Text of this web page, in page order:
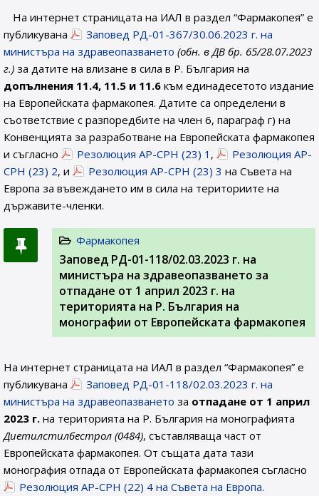
На интернет страницата на ИАЛ в раздел “Фармакопея” е
публикувана
Заповед РД-01-367/30.06.2023 г. на
министъра на здравеопазването (обн. в ДВ бр. 65/28.07.2023
г.) за датите на влизане в сила в Р. България на
допълнения 11.4, 11.5 и 11.6 към единадесетото издание
на Европейската фармакопея. Датите са определени в
съответствие с разпоредбите на член 6, параграф г) на
Конвенцията за разработване на Европейската фармакопея
и съгласно
Резолюция AP-CPH (23) 1 ,
Резолюция AP-
CPH (23) 2, и Резолюция AP-CPH (23) 3 на Съвета на
Европа за въвеждането им в сила на териториите на
държавите-членки.
Фармакопея
Заповед РД-01-118/02.03.2023 г. на
министъра на здравеопазването за
отпадане от 1 април 2023 г. на
територията на Р. България на
монографии от Европейската фармакопея
На интернет страницата на ИАЛ в раздел “Фармакопея” е
публикувана
Заповед РД-01-118/02.03.2023 г. на
министъра на здравеопазването за отпадане от 1 април
2023 г. на територията на Р. България на монографията
Диетилстилбестрол (0484), съставляваща част от
Европейската фармакопея. От същата дата тази
монография отпада от Европейската фармакопея съгласно
Резолюция AP-CPH (22) 4 на Съвета на Европа.